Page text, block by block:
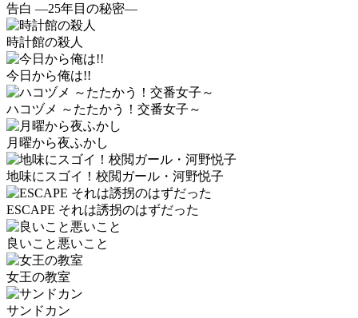
告白 ―25年目の秘密―
時計館の殺人
今日から俺は!!
ハコヅメ ～たたかう！交番女子～
月曜から夜ふかし
地味にスゴイ！校閲ガール・河野悦子
ESCAPE それは誘拐のはずだった
良いこと悪いこと
女王の教室
サンドカン